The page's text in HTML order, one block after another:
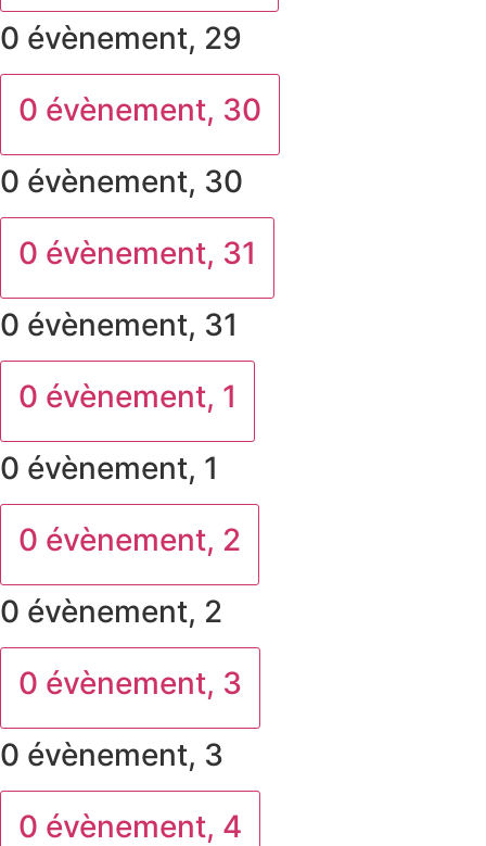
0 évènement, 29
0 évènement, 30
0 évènement, 30
0 évènement, 31
0 évènement, 31
0 évènement, 1
0 évènement, 1
0 évènement, 2
0 évènement, 2
0 évènement, 3
0 évènement, 3
0 évènement, 4